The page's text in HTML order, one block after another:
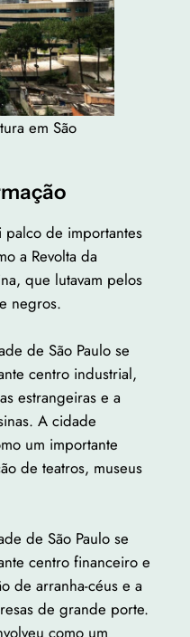
em São
de importantes
a Revolta da
que lutavam pelos
negros.
de São Paulo se
centro industrial,
estrangeiras e a
A cidade
um importante
de teatros, museus
de São Paulo se
centro financeiro e
de arranha-céus e a
de grande porte.